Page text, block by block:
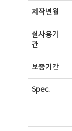
제작년월
실사용기
간
보증기간
Spec.